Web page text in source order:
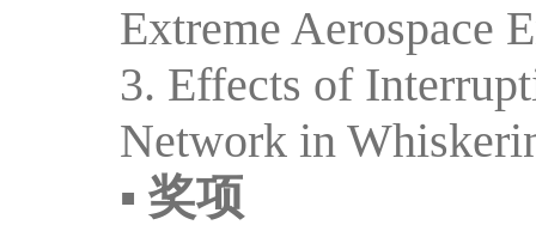
Extreme Aerospace
3. Effects of
Network in
▪ 奖项